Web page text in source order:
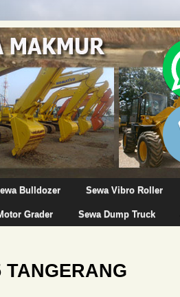
Bulldozer Sewa Vibro Roller
Grader Sewa Dump Truck
TANGERANG